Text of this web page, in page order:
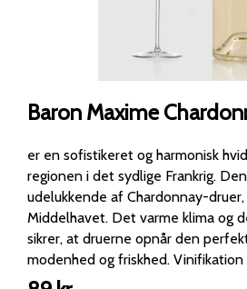
Baron Maxime
er en sofistikeret og harmonisk
regionen i det sydlige Frankrig. Denne vin er lavet
udelukkende af Chardonnay-
Middelhavet. Det varme klima og de kølige havbriser
sikrer, at druerne opnår den
modenhed og friskhed. Vinifikation og lagring Efter
høsten bliver druerne nænsomt